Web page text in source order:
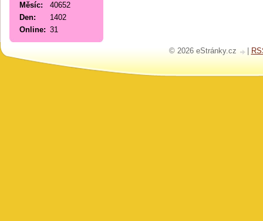
Online: 31
Měsíc:
40652
Den:
1402
© 2026 eStránky.cz